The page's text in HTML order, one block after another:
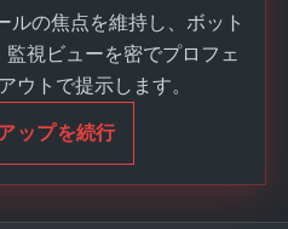
の焦点を維持し、ボット
視ビューを密でプロフェ
ウトで提示します。
ップを続行